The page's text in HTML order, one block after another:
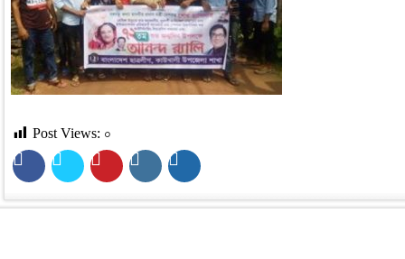
Post Views: ০